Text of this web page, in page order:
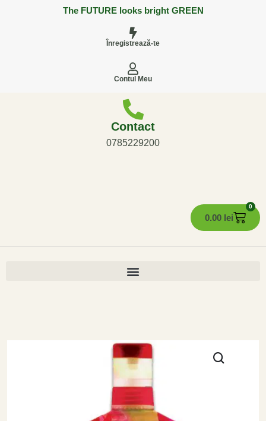
The FUTURE looks bright GREEN
Înregistrează-te
Contul Meu
Contact
0785229200
0.00 lei
0